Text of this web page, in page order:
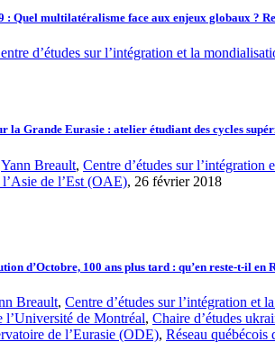
: Quel multilatéralisme face aux enjeux globaux ?
d’études sur l’intégration et la
la Grande Eurasie : atelier étudiant des cycles
Yann Breault, Centre d’études sur
de l’Est (OAE), 26 février 2018
d’Octobre, 100 ans plus tard : qu’en reste-t-il en
Breault, Centre d’études sur l’intégration et
l’Université de Montréal, Chaire d’études
de l’Eurasie (ODE), Réseau québécois